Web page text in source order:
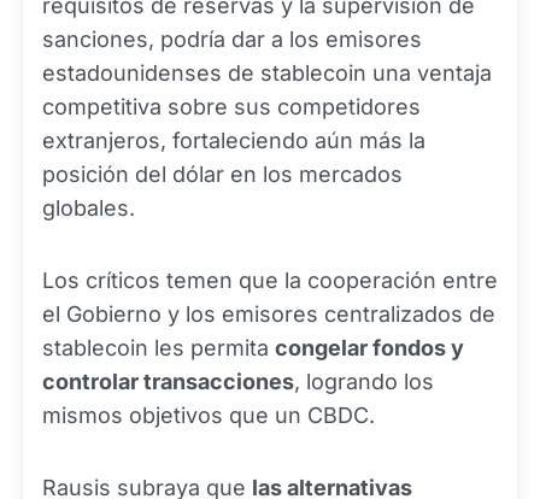
sanciones, podría dar a los emisores
estadounidenses de stablecoin una ventaja
competitiva sobre sus competidores
extranjeros, fortaleciendo aún más la
posición del dólar en los mercados
globales.
Los críticos temen que la cooperación entre
el Gobierno y los emisores centralizados de
stablecoin les permita congelar fondos y
controlar transacciones, logrando los
mismos objetivos que un CBDC.
Rausis subraya que las alternativas